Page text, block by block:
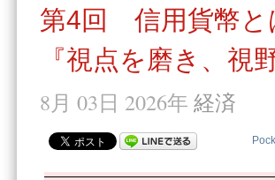
第4回 信用貨幣と
『視点を磨き、視
8月 03日 2026年 経済